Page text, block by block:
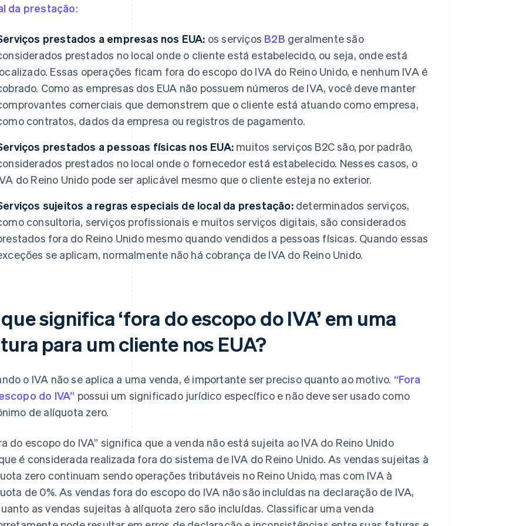
da prestação:
prestados a empresas nos EUA: os serviços B2B geralmente são
prestados no local onde o cliente está estabelecido, ou seja, onde está
Essas operações ficam fora do escopo do IVA do Reino Unido, e nenhum IVA é
Como as empresas dos EUA não possuem números de IVA, você deve manter
comerciais que demonstrem que o cliente está atuando como empresa,
contratos, dados da empresa ou registros de pagamento.
prestados a pessoas físicas nos EUA: muitos serviços B2C são, por padrão,
prestados no local onde o fornecedor está estabelecido. Nesses casos, o
do Reino Unido pode ser aplicável mesmo que o cliente esteja no exterior.
sujeitos a regras especiais de local da prestação:determinados serviços,
consultoria, serviços profissionais e muitos serviços digitais, são considerados
fora do Reino Unido mesmo quando vendidos a pessoas físicas. Quando essas
se aplicam, normalmente não há cobrança de IVA do Reino Unido.
significa ‘fora do escopo do IVA’ em uma
para um cliente nos EUA?
o IVA não se aplica a uma venda, é importante ser preciso quanto ao motivo. “Fora
do IVA” possui um significado jurídico específico e não deve ser usado como
de alíquota zero.
do escopo do IVA” significa que a venda não está sujeita ao IVA do Reino Unido
é considerada realizada fora do sistema de IVA do Reino Unido. As vendas sujeitas à
zero continuam sendo operações tributáveis no Reino Unido, mas com IVA à
de 0%. As vendas fora do escopo do IVA não são incluídas na declaração de IVA,
as vendas sujeitas à alíquota zero são incluídas. Classificar uma venda